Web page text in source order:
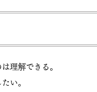
理解できる。
い。